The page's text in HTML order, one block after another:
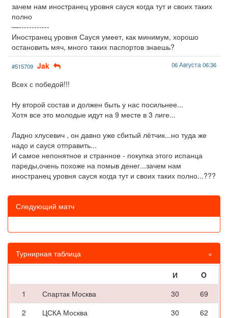
зачем нам иностранец уровня сауся когда тут и своих таких
полно
—------------
Иностранец уровня Сауся умеет, как минимум, хорошо
остановить мяч, много таких паспортов знаешь?
#515709 Jak 06 Августа 06:36
Всех с победой!!!
Ну второй состав и должен быть у нас посильнее...
Хотя все это молодые идут на 9 месте в 3 лиге...
Ладно хлусевич , он давно уже сбитый лётчик...но туда же
надо и сауся отправить...
И самое непонятное и странное - покупка этого испанца
пареды,очень похоже на помыв денег...зачем нам
иностранец уровня сауся когда тут и своих таких полно...???
Следующий матч
Турнирная таблица »
И
O
1
Спартак Москва 30
69
2
ЦСКА Москва 30
62